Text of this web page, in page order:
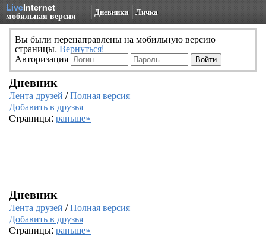
LiveInternet
мобильная версия Дневники Личка
Вы были перенаправлены на мобильную версию
страницы. Вернуться!
Авторизация
Дневник
Лента друзей /Полная версия
Добавить в друзья
Страницы: раньше»
Дневник
Лента друзей /Полная версия
Добавить в друзья
Страницы: раньше»